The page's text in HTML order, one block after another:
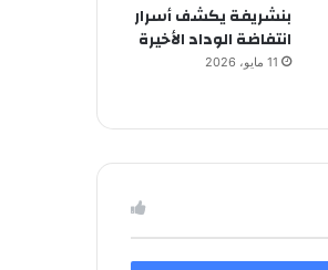
بنشريفة يكشف أسرار
انتفاضة الوداد الأخيرة
11 مايو، 2026